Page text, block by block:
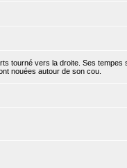
tourné vers la droite. Ses
nouées autour de son cou.